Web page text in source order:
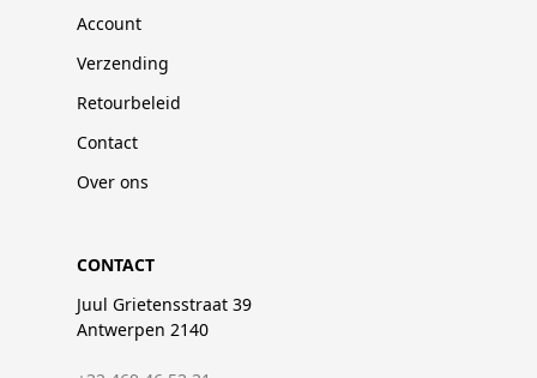
Account
Verzending
Retourbeleid
Contact
Over ons
CONTACT
Juul Grietensstraat 39
Antwerpen 2140